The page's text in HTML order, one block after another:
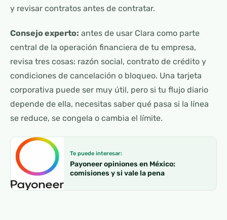
y revisar contratos antes de contratar.
Consejo experto: antes de usar Clara como parte
central de la operación financiera de tu empresa,
revisa tres cosas: razón social, contrato de crédito y
condiciones de cancelación o bloqueo. Una tarjeta
corporativa puede ser muy útil, pero si tu flujo diario
depende de ella, necesitas saber qué pasa si la línea
se reduce, se congela o cambia el límite.
Te puede interesar:
Payoneer opiniones en México:
comisiones y si vale la pena